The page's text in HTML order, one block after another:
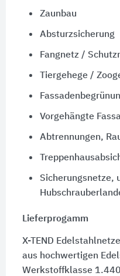
Zaunbau
Absturzsicherung
Fangnetz /
Tiergehege /
Vorgehängte
Abtrennungen,
Sicherungsnetze,
Lieferprogamm
X-TEND
aus hochwertigen
Werkstoffklasse